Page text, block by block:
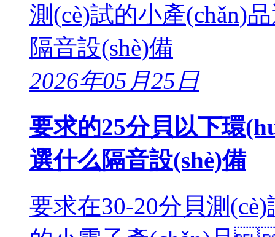
2026年05月25日
要求的25分貝以下環
選什么隔音設(shè)備
要求在30-20分貝測